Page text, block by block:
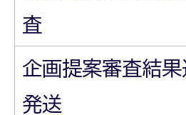
査
企画提案審査結
発送